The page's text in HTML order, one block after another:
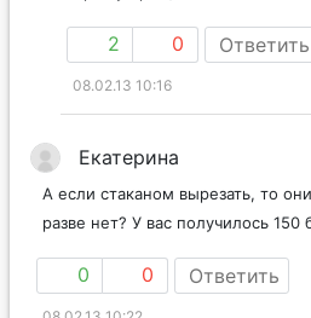
2 0 Ответить
08.02.13 10:16
Екатерина
А если стаканом вырезать, то
разве нет? У вас получилось
0 0 Ответить